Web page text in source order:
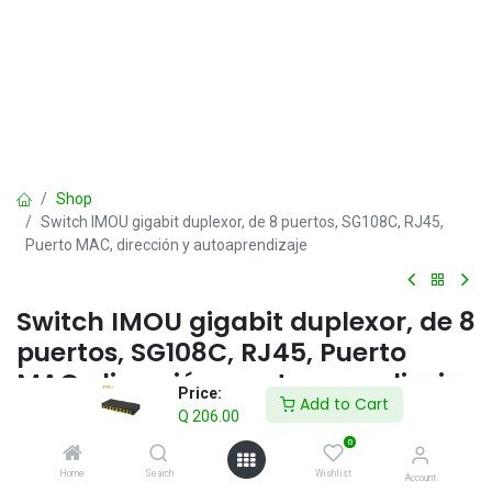
Price:
Q 206.00
Add to Cart
Home Search
0
Wishlist Account
Shop
Switch IMOU gigabit duplexor, de 8 puertos, SG108C, RJ45,
Puerto MAC, dirección y autoaprendizaje
Switch IMOU gigabit duplexor, de 8
puertos, SG108C, RJ45, Puerto
MAC, dirección y autoaprendizaje